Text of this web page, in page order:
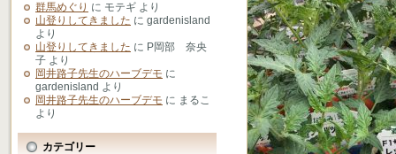
群馬めぐり に モテギ より
山登りしてきました に gardenisland
より
山登りしてきました に P岡部 奈央
子 より
岡井路子先生のハーブデモ に
gardenisland より
岡井路子先生のハーブデモ に まるこ
より
カテゴリー